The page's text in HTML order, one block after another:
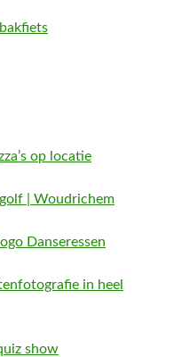
op locatie
| Woudrichem
Danseressen
in heel
show